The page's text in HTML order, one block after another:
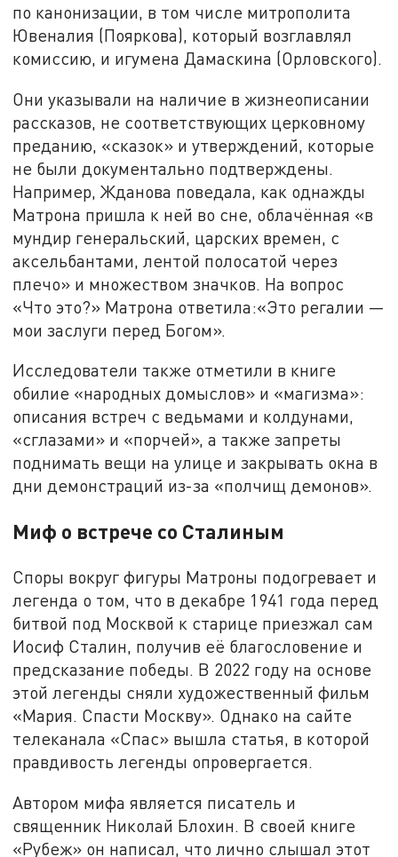
по канонизации, в том числе митрополита
Ювеналия (Пояркова), который возглавлял
комиссию, и игумена Дамаскина (Орловского).
Они указывали на наличие в жизнеописании
рассказов, не соответствующих церковному
преданию, «сказок» и утверждений, которые
не были документально подтверждены.
Например, Жданова поведала, как однажды
Матрона пришла к ней во сне, облачённая «в
мундир генеральский, царских времен, с
аксельбантами, лентой полосатой через
плечо» и множеством значков. На вопрос
«Что это?» Матрона ответила:«Это регалии —
мои заслуги перед Богом».
Исследователи также отметили в книге
обилие «народных домыслов» и «магизма»:
описания встреч с ведьмами и колдунами,
«сглазами» и «порчей», а также запреты
поднимать вещи на улице и закрывать окна в
дни демонстраций из-за «полчищ демонов».
Миф о встрече со Сталиным
Споры вокруг фигуры Матроны подогревает и
легенда о том, что в декабре 1941 года перед
битвой под Москвой к старице приезжал сам
Иосиф Сталин, получив её благословение и
предсказание победы. В 2022 году на основе
этой легенды сняли художественный фильм
«Мария. Спасти Москву». Однако на сайте
телеканала «Спас» вышла статья, в которой
правдивость легенды опровергается.
Автором мифа является писатель и
священник Николай Блохин. В своей книге
«Рубеж» он написал, что лично слышал этот